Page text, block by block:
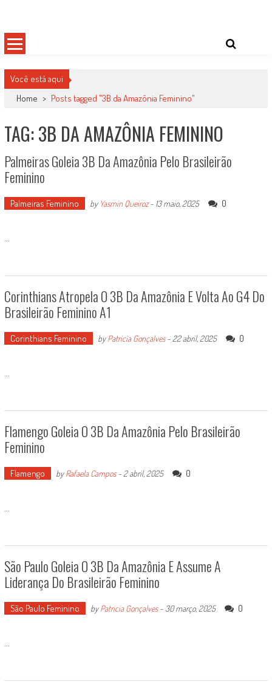
content
Você está aqui
Home > Posts tagged "3B da Amazônia Feminino"
TAG: 3B DA AMAZÔNIA FEMININO
Palmeiras Goleia 3B Da Amazônia Pelo Brasileirão
Feminino
Palmeiras Feminino by Yasmin Queiroz- 13 maio, 2025 0
...
Corinthians Atropela O 3B Da Amazônia E Volta Ao G4 Do
Brasileirão Feminino A1
Corinthians Feminino byPatricia Gonçalves- 22 abril, 2025 0
...
Flamengo Goleia O 3B Da Amazônia Pelo Brasileirão
Feminino
Flamengo byRafaela Campos- 2 abril, 2025 0
...
São Paulo Goleia O 3B Da Amazônia E Assume A
Liderança Do Brasileirão Feminino
São Paulo Feminino byPatricia Gonçalves- 30 março, 2025 0
...